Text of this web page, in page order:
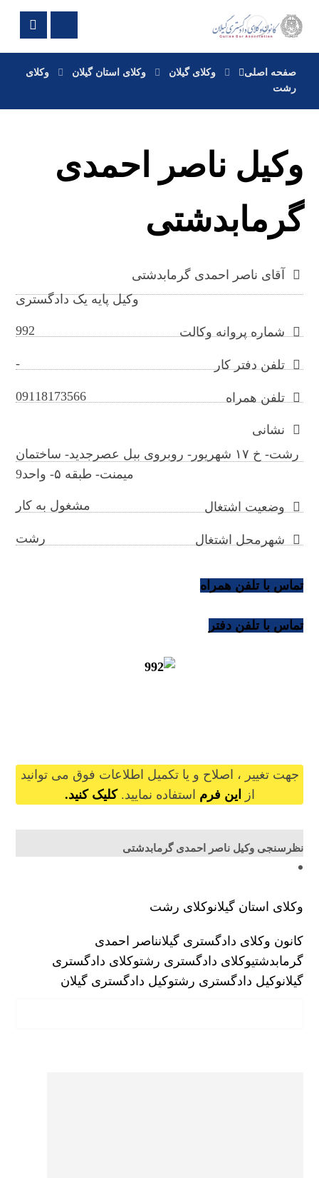
صفحه اصلی وکلای گیلان وکلای استان گیلان
وکلای
رشت
وکیل ناصر احمدی
گرمابدشتی
آقای ناصر احمدی گرمابدشتی
وکیل پایه یک دادگستری
شماره پروانه وکالت 992
تلفن دفتر کار -
تلفن همراه 09118173566
نشانی
رشت- خ ۱۷ شهریور- روبروی ببل عصرجدید- ساختمان
میمنت- طبقه ۵- واحد9
وضعیت اشتغال مشغول به کار
شهرمحل اشتغال رشت
تماس با تلفن همراه
تماس با تلفن دفتر
جهت تغییر ، اصلاح و یا تکمیل اطلاعات فوق می توانید
از
این فرم استفاده نمایید. کلیک کنید.
نظرسنجی وکیل ناصر احمدی گرمابدشتی
وکلای استان گیلانوکلای رشت
کانون وکلای دادگستری گیلانناصر احمدی
گرمابدشتیوکلای دادگستری رشتوکلای دادگستری
گیلانوکیل دادگستری رشتوکیل دادگستری گیلان